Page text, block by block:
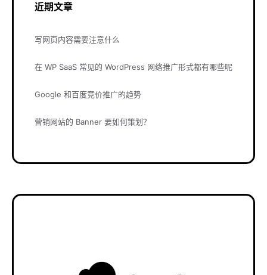
近期文章
写网页内容需要注意什么
在 WP SaaS 常见的 WordPress 网络推广形式都有哪些呢
Google 和百度竞价推广的趋势
营销网站的 Banner 要如何策划？